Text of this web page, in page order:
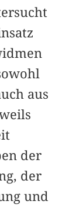
aus
der
der
und